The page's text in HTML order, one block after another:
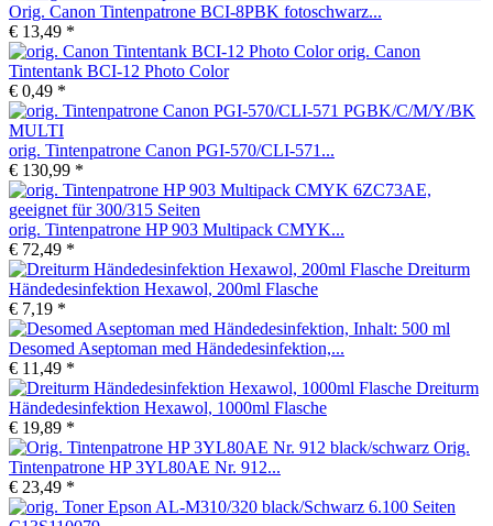
Orig. Canon Tintenpatrone BCI-8PBK fotoschwarz...
€ 13,49 *
orig. Canon
Tintentank BCI-12 Photo Color
€ 0,49 *
orig. Tintenpatrone Canon PGI-570/CLI-571...
€ 130,99 *
orig. Tintenpatrone HP 903 Multipack CMYK...
€ 72,49 *
Dreiturm
Händedesinfektion Hexawol, 200ml Flasche
€ 7,19 *
Desomed Aseptoman med Händedesinfektion,...
€ 11,49 *
Dreiturm
Händedesinfektion Hexawol, 1000ml Flasche
€ 19,89 *
Orig.
Tintenpatrone HP 3YL80AE Nr. 912...
€ 23,49 *